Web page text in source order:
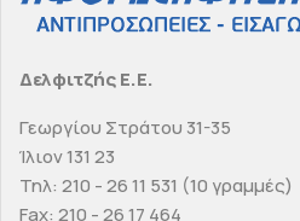
Δελφιτζής Ε.Ε.
Γεωργίου Στράτου 31-35
Ίλιον 131 23
Τηλ: 210 - 26 11 531 (10 γραμμές)
Fax: 210 - 26 17 464